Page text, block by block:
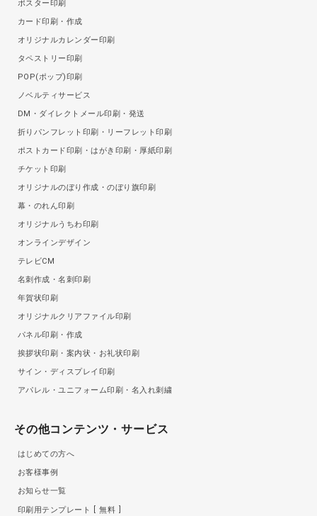
ポスター印刷
カード印刷・作成
オリジナルカレンダー印刷
タペストリー印刷
POP(ポップ)印刷
ノベルティサービス
DM・ダイレクトメール印刷・発送
折りパンフレット印刷・リーフレット印刷
ポストカード印刷・はがき印刷・厚紙印刷
チケット印刷
オリジナルのぼり作成・のぼり旗印刷
幕・のれん印刷
オリジナルうちわ印刷
オンラインデザイン
テレビCM
名刺作成・名刺印刷
年賀状印刷
オリジナルクリアファイル印刷
パネル印刷・作成
挨拶状印刷・案内状・お礼状印刷
サイン・ディスプレイ印刷
アパレル・ユニフォーム印刷・名入れ刺繍
その他コンテンツ・サービス
はじめての方へ
お客様事例
お知らせ一覧
印刷用テンプレート
無料